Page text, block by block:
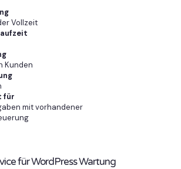
Vollzeit
Kunden
für
mit vorhandener
für WordPress Wartung